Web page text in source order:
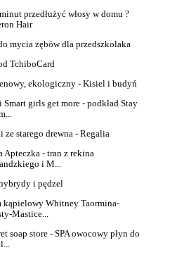
przedłużyć włosy w domu ?
Hair
mycia zębów dla przedszkolaka
TchiboCard
ekologiczny - Kisiel i budyń
Smart girls get more - podkład Stay
ze starego drewna - Regalia
Apteczka - tran z rekina
i M...
i pędzel
kąpielowy Whitney Taormina-
Mastice...
soap store - SPA owocowy płyn do